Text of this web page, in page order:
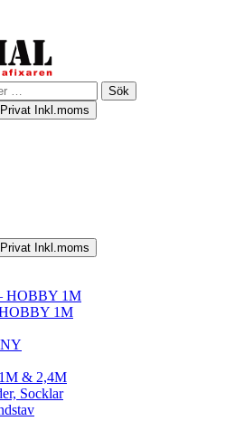
Sök
Privat Inkl.moms
Privat Inkl.moms
HOBBY 1M
1M
& 2,4M
Socklar